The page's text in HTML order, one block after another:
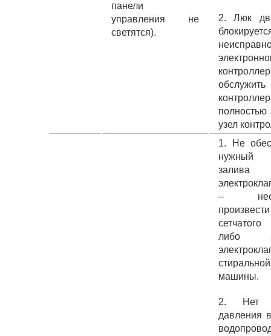
панели
управления не
светятся).
2. Люк
полностью
узел
1. Не
нужный
залива
–
либо
стиральной
машины.
2. Нет
давления